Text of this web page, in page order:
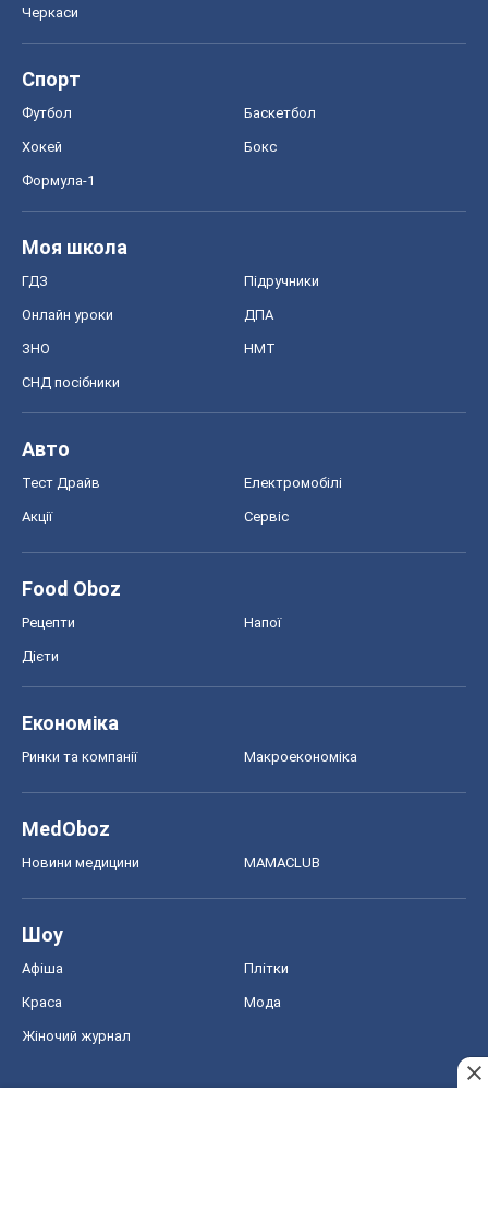
Черкаси
Спорт
Футбол Баскетбол
Хокей Бокс
Формула-1
Моя школа
ГДЗ Підручники
Онлайн уроки ДПА
ЗНО НМТ
СНД посібники
Авто
Тест Драйв Електромобілі
Акції Сервіс
Food Oboz
Рецепти Напої
Дієти
Економіка
Ринки та компанії Макроекономіка
MedOboz
Новини медицини MAMACLUB
Шоу
Афіша Плітки
Краса Мода
Жіночий журнал